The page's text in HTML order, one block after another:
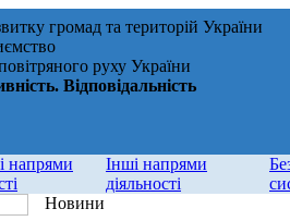
громад та територій України
руху України
Відповідальність
напрями
Інші напрями
діяльності
Новини